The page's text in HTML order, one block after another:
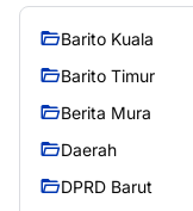
Barito Kuala
Barito Timur
Berita Mura
Daerah
DPRD Barut